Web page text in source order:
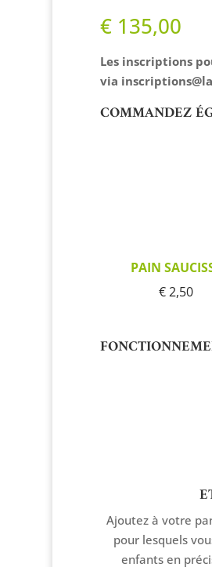
de
cabanes
€135,00
Les inscriptions
via
COMMANDEZ
PAIN
€ 2,50
Ajoutez à votre
pour lesquels
enfants en